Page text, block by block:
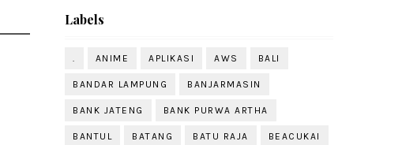
Labels
. ANIME APLIKASI AWS BALI
BANDAR LAMPUNG BANJARMASIN
BANK JATENG BANK PURWA ARTHA
BANTUL BATANG BATU RAJA BEACUKAI